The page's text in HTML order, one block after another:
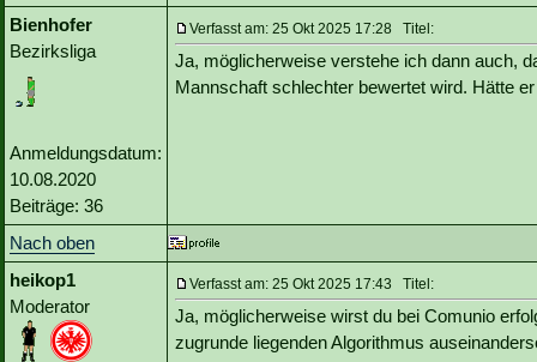
Bienhofer
Bezirksliga
Anmeldungsdatum:
10.08.2020
Beiträge: 36
Verfasst am: 25 Okt 2025 17:28 Titel:
Ja, möglicherweise verstehe ich dann auch,
Mannschaft schlechter bewertet wird. Hätte
Nach oben
heikop1
Moderator
Verfasst am: 25 Okt 2025 17:43 Titel:
Ja, möglicherweise wirst du bei Comunio
zugrunde liegenden Algorithmus